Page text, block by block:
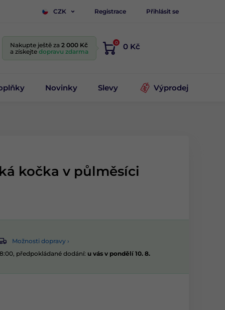
CZK Registrace Přihlásit se
Nakupte ještě za 2 000 Kč
a získejte dopravu zdarma
0 0 Kč
Novinky Slevy Výprodej
kočka v půlměsíci
Možnosti dopravy ›
předpokládané dodání: u vás v pondělí 10. 8.